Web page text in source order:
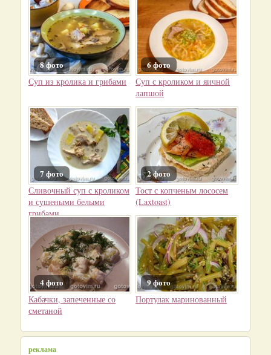
8 фото
Суп из кролика и грибами
6 фото
Суп с кроликом и яичной
лапшой
7 фото
Сливочный суп с кроликом
и сушеными белыми
грибами
2 фото
Тост с копченым лососем
(Laxtoast)
4 фото
Кабачки, запеченные со
сметаной
9 фото
Портулак маринованный
реклама